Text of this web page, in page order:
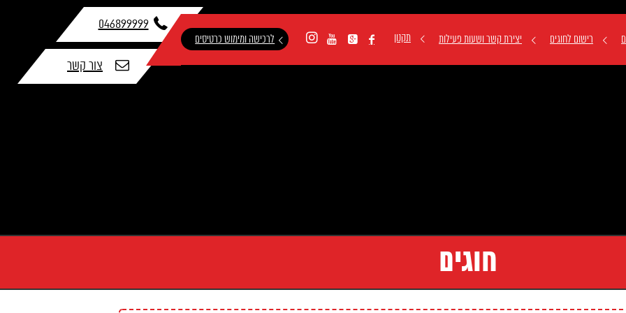

046899999
 צור קשר
רישום לחוגים יצירת קשר ושעות פעילות תקנון 

 לרכישה ומימוש כרטיסים
חוגים